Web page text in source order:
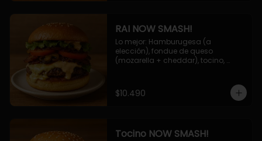
RAI NOW SMASH!
Lo mejor: Hamburugesa (a
elección), fondue de queso
(mozarella + cheddar), tocino,
NOW!
$10.490
Tocino NOW SMASH!